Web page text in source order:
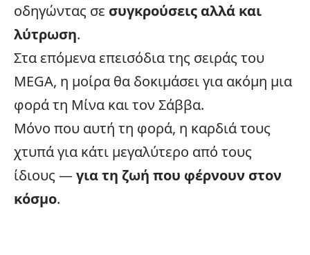
οδηγώντας σε συγκρούσεις αλλά και
λύτρωση.
Στα επόμενα επεισόδια της σειράς του
MEGA, η μοίρα θα δοκιμάσει για ακόμη μια
φορά τη Μίνα και τον Σάββα.
Μόνο που αυτή τη φορά, η καρδιά τους
χτυπά για κάτι μεγαλύτερο από τους
ίδιους —για τη ζωή που φέρνουν στον
κόσμο.